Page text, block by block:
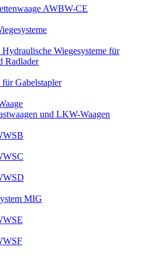
AWBW-CE
Wiegesysteme für
Radlader
Gabelstapler
und LKW-Waagen
MIG